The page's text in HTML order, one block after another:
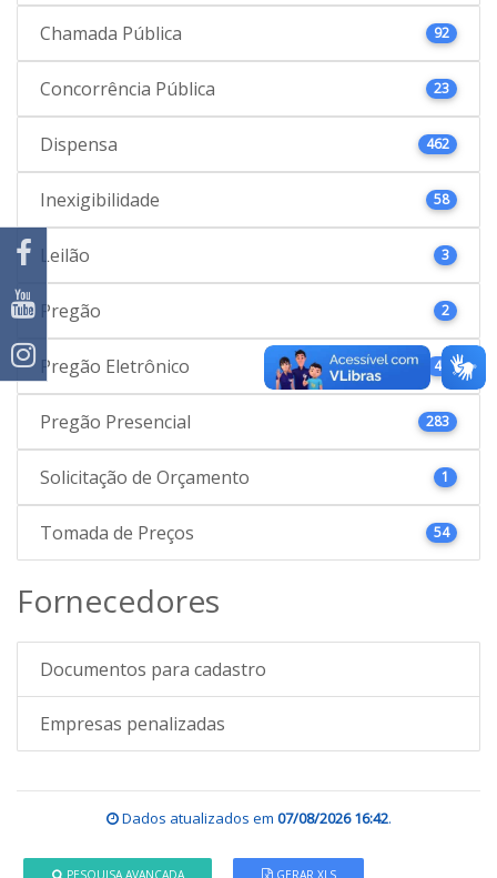
Chamada Pública 92
Concorrência Pública 23
Dispensa 462
Inexigibilidade 58
Leilão 3
Pregão 2
Pregão Eletrônico 46
Pregão Presencial 283
Solicitação de Orçamento 1
Tomada de Preços 54
Fornecedores
Documentos para cadastro
Empresas penalizadas
Dados atualizados em 07/08/2026 16:42.
PESQUISA AVANÇADA GERAR XLS